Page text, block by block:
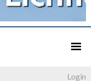
Login